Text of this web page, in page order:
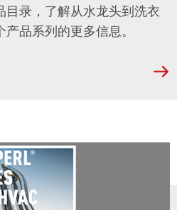
录，了解从水龙头到洗衣
品系列的更多信息。